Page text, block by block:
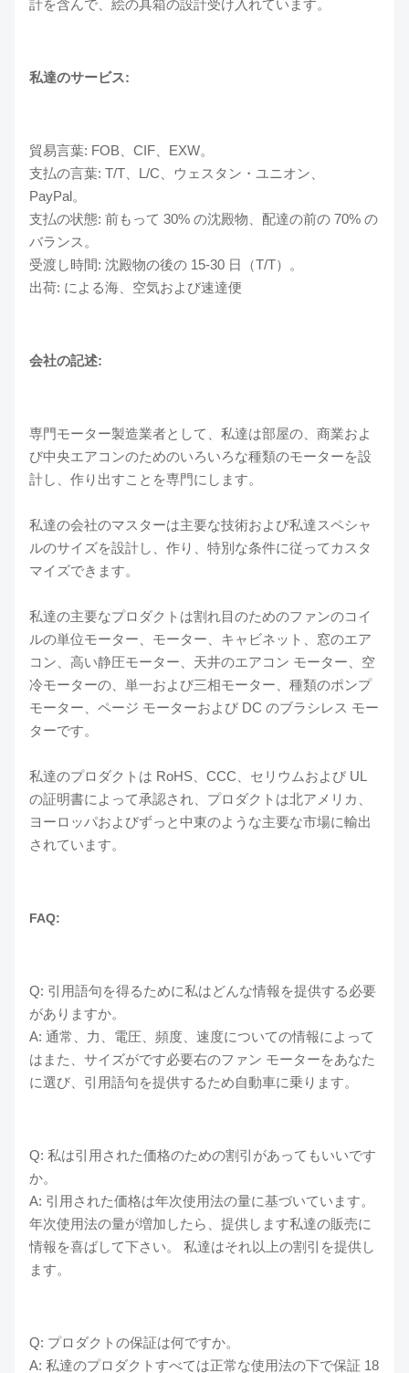
計を含んで、絵の具箱の設計受け入れています。
私達のサービス:
貿易言葉: FOB、CIF、EXW。
支払の言葉: T/T、L/C、ウェスタン・ユニオン、
PayPal。
支払の状態: 前もって 30% の沈殿物、配達の前の 70% の
バランス。
受渡し時間: 沈殿物の後の 15-30 日（T/T）。
出荷: による海、空気および速達便
会社の記述:
専門モーター製造業者として、私達は部屋の、商業およ
び中央エアコンのためのいろいろな種類のモーターを設
計し、作り出すことを専門にします。
私達の会社のマスターは主要な技術および私達スペシャ
ルのサイズを設計し、作り、特別な条件に従ってカスタ
マイズできます。
私達の主要なプロダクトは割れ目のためのファンのコイ
ルの単位モーター、モーター、キャビネット、窓のエア
コン、高い静圧モーター、天井のエアコン モーター、空
冷モーターの、単一および三相モーター、種類のポンプ
モーター、ページ モーターおよび DC のブラシレス モー
ターです。
私達のプロダクトは RoHS、CCC、セリウムおよび UL
の証明書によって承認され、プロダクトは北アメリカ、
ヨーロッパおよびずっと中東のような主要な市場に輸出
されています。
FAQ:
Q: 引用語句を得るために私はどんな情報を提供する必要
がありますか。
A: 通常、力、電圧、頻度、速度についての情報によって
はまた、サイズがです必要右のファン モーターをあなた
に選び、引用語句を提供するため自動車に乗ります。
Q: 私は引用された価格のための割引があってもいいです
か。
A: 引用された価格は年次使用法の量に基づいています。
年次使用法の量が増加したら、提供します私達の販売に
情報を喜ばして下さい。 私達はそれ以上の割引を提供し
ます。
Q: プロダクトの保証は何ですか。
A: 私達のプロダクトすべては正常な使用法の下で保証 18